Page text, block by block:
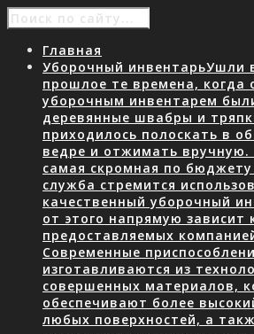
Главная
Уборочный инвентарьУшли
прошлое те времена, когда
уборочным инвентарем
деревянные швабры и
приходилось полоскать в
ведре и отжимать вручную.
самая скромная по бюджету
служба стремится
качественный уборочный
от этого напрямую зависит
предоставляемых
Современные
изготавливаются из
совершенных материалов,
обеспечивают более
любых поверхностей, а